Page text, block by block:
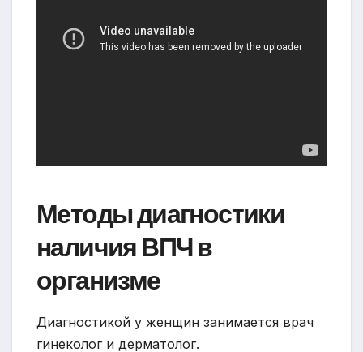
Методы диагностики
наличия ВПЧ в
организме
Диагностикой у женщин занимается врач
гинеколог и дерматолог.